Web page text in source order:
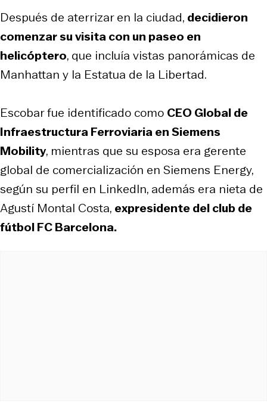
Después de aterrizar en la ciudad, decidieron
comenzar su visita con un paseo en
helicóptero, que incluía vistas panorámicas de
Manhattan y la Estatua de la Libertad.
Escobar fue identificado como CEO Global de
Infraestructura Ferroviaria en Siemens
Mobility, mientras que su esposa era gerente
global de comercialización en Siemens Energy,
según su perfil en LinkedIn, además era nieta de
Agustí Montal Costa, expresidente del club de
fútbol FC Barcelona.